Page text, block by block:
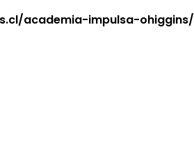
academia-impulsa-ohiggins/